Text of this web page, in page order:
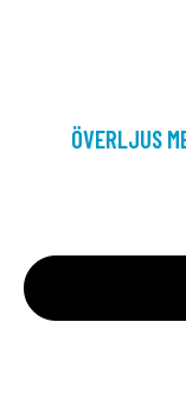
ÖVERLJUS